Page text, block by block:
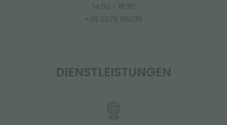
14:00 - 18:30
+39 0376 960311
DIENSTLEISTUNGEN